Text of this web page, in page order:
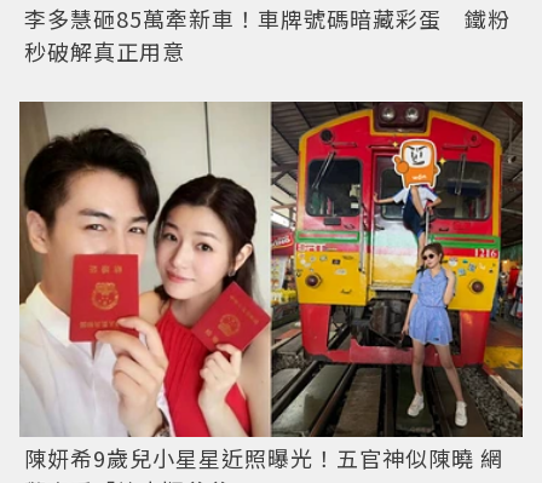
李多慧砸85萬牽新車！車牌號碼暗藏彩蛋 鐵粉
秒破解真正用意
陳妍希9歲兒小星星近照曝光！五官神似陳曉 網